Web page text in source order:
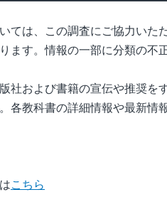
ては、この調査にご協力いた
ます。情報の一部に分類の
社および書籍の宣伝や推奨を
各教科書の詳細情報や最新
こちら